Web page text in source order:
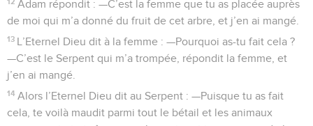
Adam répondit : —C’est la femme que tu as placée auprès
de moi qui m’a donné du fruit de cet arbre, et j’en ai mangé.
13 L’Eternel Dieu dit à la femme : —Pourquoi as-tu fait cela ?
—C’est le Serpent qui m’a trompée, répondit la femme, et
j’en ai mangé.
14 Alors l’Eternel Dieu dit au Serpent : —Puisque tu as fait
cela, te voilà maudit parmi tout le bétail et les animaux